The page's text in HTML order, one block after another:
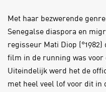
Met haar bezwerende
Senegalse diaspora en
regisseur Mati Diop
film in de running was voor
Uiteindelijk werd het de
met heel veel lof voor dit in